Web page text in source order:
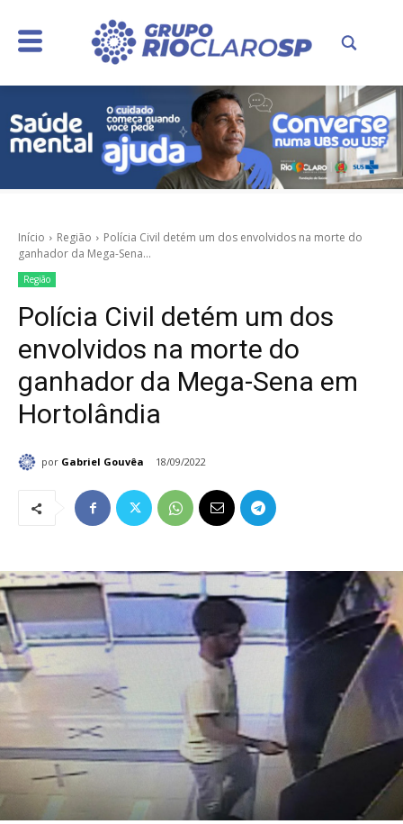
Início Região
Polícia Civil detém um dos envolvidos na morte do
ganhador da Mega-Sena...
Região
Polícia Civil detém um dos
envolvidos na morte do
ganhador da Mega-Sena em
Hortolândia
por Gabriel Gouvêa 18/09/2022